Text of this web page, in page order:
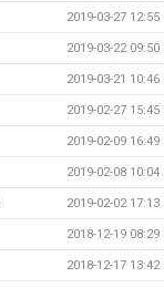
2019-03-27 12:55
2019-03-22 09:50
2019-03-21 10:46
2019-02-27 15:45
2019-02-09 16:49
2019-02-08 10:04
2019-02-02 17:13
2018-12-19 08:29
2018-12-17 13:42